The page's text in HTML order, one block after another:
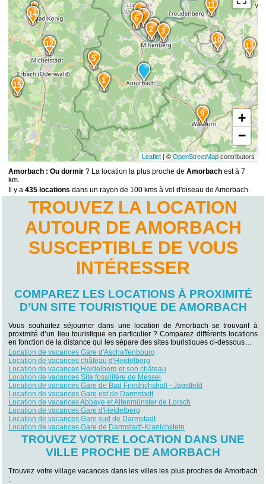
15
14
13
12
11
10
9
8
7
6
5
4
3
2
1
+
−
Leaflet| © OpenStreetMapcontributors
Amorbach : Ou dormir ? La location la plus proche deAmorbach est à 7
km.
Il y a435 locations dans un rayon de 100 kms à vol d'oiseau de Amorbach.
TROUVEZ LA LOCATION
AUTOUR DE AMORBACH
SUSCEPTIBLE DE VOUS
INTÉRESSER
COMPAREZ LES LOCATIONS À PROXIMITÉ
D’UN SITE TOURISTIQUE DE AMORBACH
Vous souhaitez séjourner dans une location de Amorbach se trouvant à
proximité d’un lieu touristique en particulier ? Comparez différents locations
en fonction de la distance qui les sépare des sites touristiques ci-dessous…
Location de vacances Gare d'Aschaffenbourg
Location de vacances château d'Heidelberg
Location de vacances Heidelberg et son château
Location de vacances Site fossilifère de Messel
Location de vacances Gare de Bad Friedrichshall - Jagstfeld
Location de vacances Gare est de Darmstadt
Location de vacances Abbaye et Altenmünster de Lorsch
Location de vacances Gare d'Heidelberg
Location de vacances Gare sud de Darmstadt
Location de vacances Gare de Darmstadt-Kranichstein
TROUVEZ VOTRE LOCATION DANS UNE
VILLE PROCHE DE AMORBACH
Trouvez votre village vacances dans les villes les plus proches de Amorbach
: